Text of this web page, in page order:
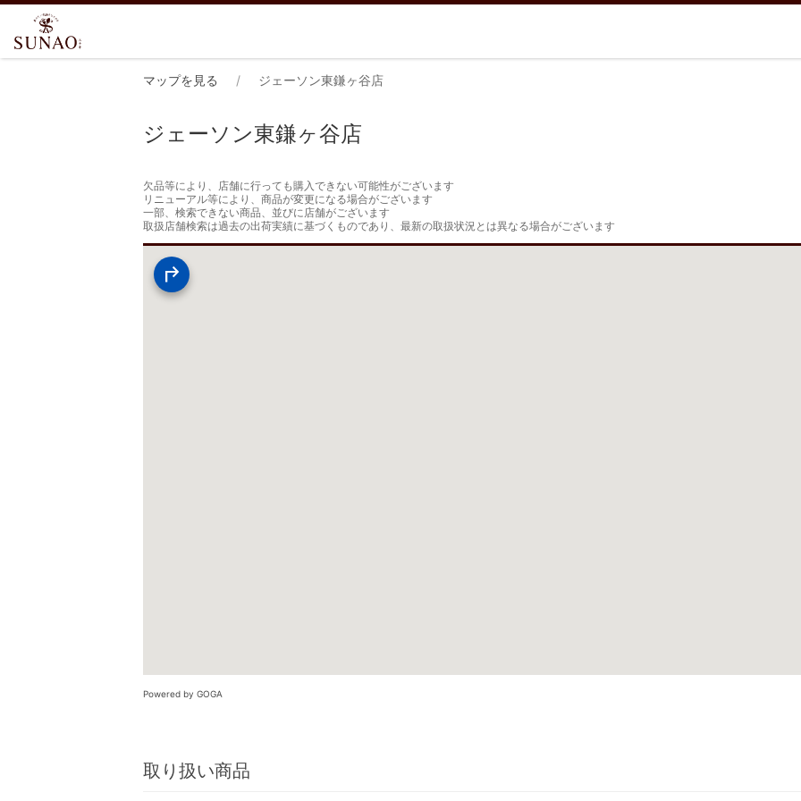
マップを見る ジェーソン東鎌ヶ谷店
ジェーソン東鎌ヶ谷店
欠品等により、店舗に行っても購入できない可能性がございます
リニューアル等により、商品が変更になる場合がございます
一部、検索できない商品、並びに店舗がございます
取扱店舗検索は過去の出荷実績に基づくものであり、最新の取扱状況とは異なる場合がございます
Powered by GOGA
取り扱い商品